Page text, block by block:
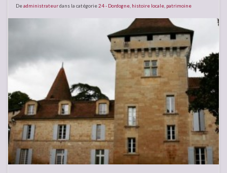
Deadministrateurdans la catégorie24 - Dordogne histoire locale patrimoine